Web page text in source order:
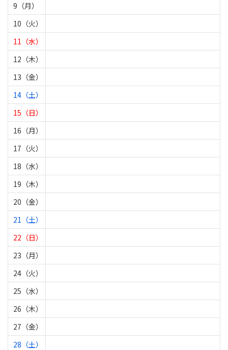
9（月）
10（火）
11（水）
12（木）
13（金）
14（土）
15（日）
16（月）
17（火）
18（水）
19（木）
20（金）
21（土）
22（日）
23（月）
24（火）
25（水）
26（木）
27（金）
28（土）